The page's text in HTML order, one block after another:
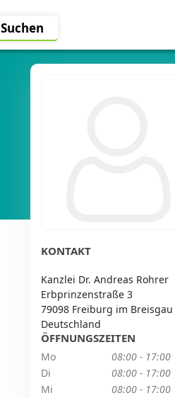
Suchen
KONTAKT
Kanzlei Dr. Andreas Rohrer
Erbprinzenstraße 3
79098 Freiburg im Breisgau
Deutschland
ÖFFNUNGSZEITEN
Mo
08:00 - 17:00
Di
08:00 - 17:00
Mi
08:00 - 17:00